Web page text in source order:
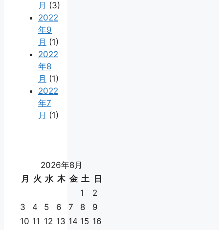
月 (3)
2022
年9
月 (1)
2022
年8
月 (1)
2022
年7
月 (1)
2026年8月
月
火 水 木 金 土
日
1
2
3
4 5 6 7 8
9
10 11 12 13 14 15 16